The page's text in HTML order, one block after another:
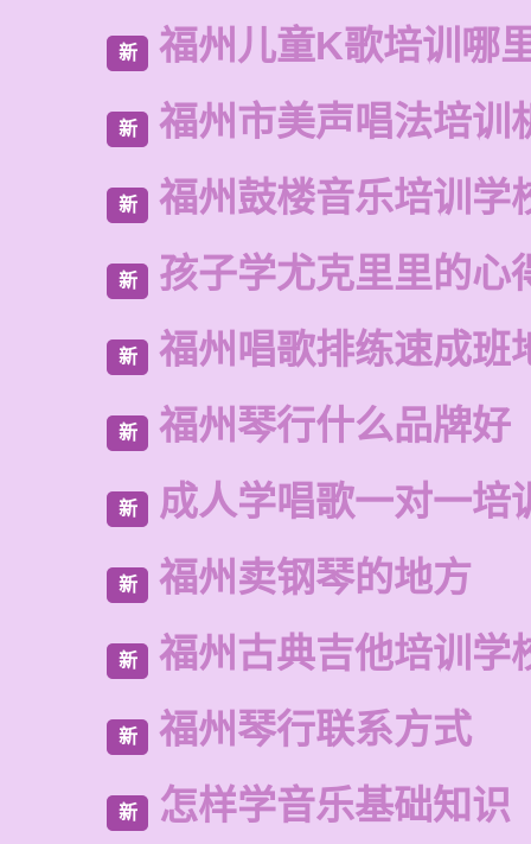
新 福州儿童K歌培训哪
新 福州市美声唱法培训
新 福州鼓楼音乐培训学
新 孩子学尤克里里的心
新 福州唱歌排练速成班
新 福州琴行什么品牌好
新 成人学唱歌一对一培
新 福州卖钢琴的地方
新 福州古典吉他培训学
新 福州琴行联系方式
新 怎样学音乐基础知识